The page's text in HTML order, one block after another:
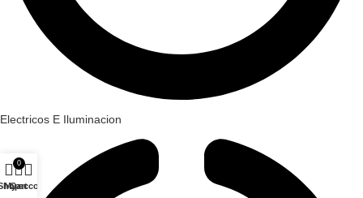
Electricos E Iluminacion
0
Cart
My account